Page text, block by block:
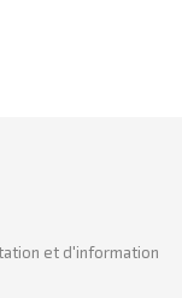
et d'information